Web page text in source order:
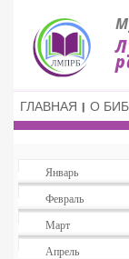
ГЛАВНАЯ О
Январь
Февраль
Март
Апрель